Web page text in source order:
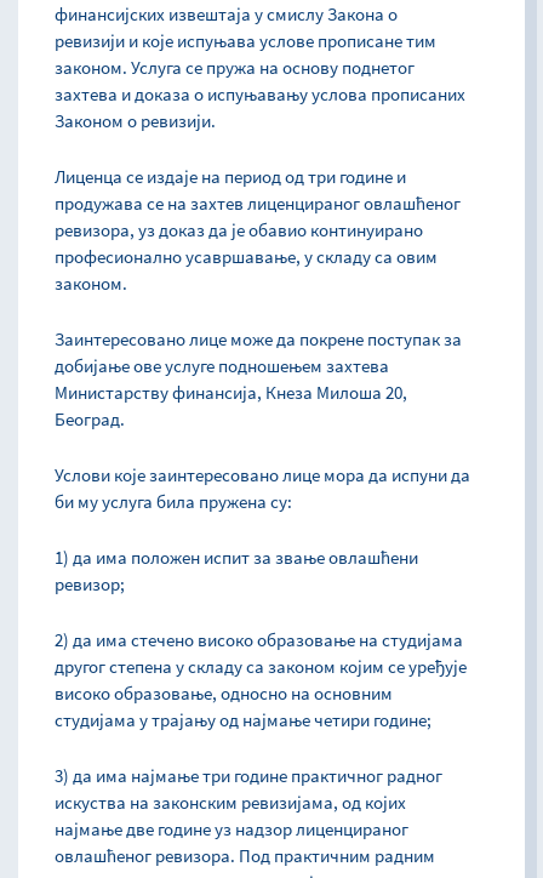
финансијских извештаја у смислу Закона о
ревизији и које испуњава услове прописане тим
законом. Услуга се пружа на основу поднетог
захтева и доказа о испуњавању услова прописаних
Законом о ревизији.
Лиценца се издаје на период од три године и
продужава се на захтев лиценцираног овлашћеног
ревизора, уз доказ да је обавио континуирано
професионално усавршавање, у складу са овим
законом.
Заинтересовано лице може да покрене поступак за
добијање ове услуге подношењем захтева
Министарству финансија, Кнеза Милоша 20,
Београд.
Услови које заинтересовано лице мора да испуни да
би му услуга била пружена су:
1) да има положен испит за звање овлашћени
ревизор;
2) да има стечено високо образовање на студијама
другог степена у складу са законом којим се уређује
високо образовање, односно на основним
студијама у трајању од најмање четири године;
3) да има најмање три године практичног радног
искуства на законским ревизијама, од којих
најмање две године уз надзор лиценцираног
овлашћеног ревизора. Под практичним радним